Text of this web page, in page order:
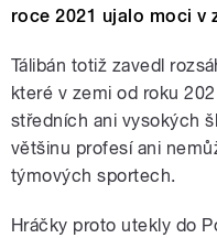
roce 2021 ujalo moci v
Tálibán totiž zavedl
které v zemi od roku
středních ani vysokých
většinu profesí ani
týmových sportech.
Hráčky proto utekly do